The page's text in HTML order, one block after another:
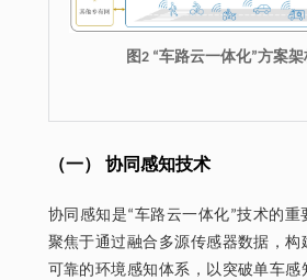
图2 “车路云一体化”方案
（一） 协同感知技术
协同感知是“车路云一体化”技术的
聚焦于通过融合多源传感器数据，构
可靠的环境感知体系，以突破单车感